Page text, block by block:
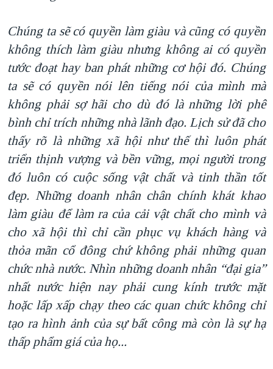
Chúng ta sẽ có quyền làm giàu và cũng có quyền
không thích làm giàu nhưng không ai có quyền
tước đoạt hay ban phát những cơ hội đó. Chúng
ta sẽ có quyền nói lên tiếng nói của mình mà
không phải sợ hãi cho dù đó là những lời phê
bình chỉ trích những nhà lãnh đạo. Lịch sử đã cho
thấy rõ là những xã hội như thế thì luôn phát
triển thịnh vượng và bền vững, mọi người trong
đó luôn có cuộc sống vật chất và tinh thần tốt
đẹp. Những doanh nhân chân chính khát khao
làm giàu để làm ra của cải vật chất cho mình và
cho xã hội thì chỉ cần phục vụ khách hàng và
thỏa mãn cổ đông chứ không phải những quan
chức nhà nước. Nhìn những doanh nhân “đại gia”
nhất nước hiện nay phải cung kính trước mặt
hoặc lấp xấp chạy theo các quan chức không chỉ
tạo ra hình ảnh của sự bất công mà còn là sự hạ
thấp phẩm giá của họ...